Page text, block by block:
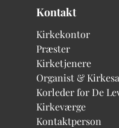
Kontakt
Kirkekontor
Præster
Kirketjenere
Organist &
Korleder for De
Kirkeværge
Kontaktperson